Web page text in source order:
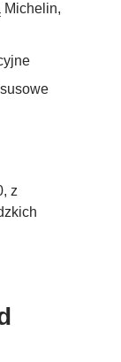
Michelin,
z